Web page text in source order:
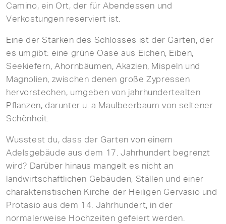
Camino, ein Ort, der für Abendessen und
Verkostungen reserviert ist.
Eine der Stärken des Schlosses ist der Garten, der
es umgibt: eine grüne Oase aus Eichen, Eiben,
Seekiefern, Ahornbäumen, Akazien, Mispeln und
Magnolien, zwischen denen große Zypressen
hervorstechen, umgeben von jahrhundertealten
Pflanzen, darunter u. a Maulbeerbaum von seltener
Schönheit.
Wusstest du, dass der Garten von einem
Adelsgebäude aus dem 17. Jahrhundert begrenzt
wird? Darüber hinaus mangelt es nicht an
landwirtschaftlichen Gebäuden, Ställen und einer
charakteristischen Kirche der Heiligen Gervasio und
Protasio aus dem 14. Jahrhundert, in der
normalerweise Hochzeiten gefeiert werden.